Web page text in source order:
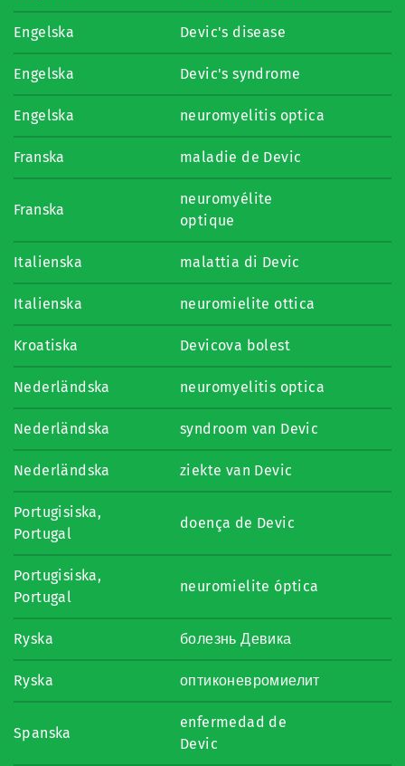
Engelska Devic's disease
Engelska Devic's syndrome
Engelska neuromyelitis optica
Franska maladie de Devic
Franska
neuromyélite
optique
Italienska malattia di Devic
Italienska neuromielite ottica
Kroatiska Devicova bolest
Nederländska neuromyelitis optica
Nederländska syndroom van Devic
Nederländska ziekte van Devic
Portugisiska,
Portugal
doença de Devic
Portugisiska,
Portugal
neuromielite óptica
Ryska болезнь Девика
Ryska оптиконевромиелит
Spanska
enfermedad de
Devic